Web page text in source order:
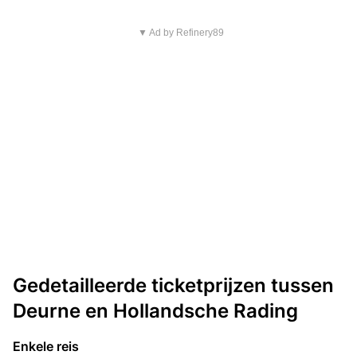
▼ Ad by Refinery89
Gedetailleerde ticketprijzen tussen
Deurne en Hollandsche Rading
Enkele reis